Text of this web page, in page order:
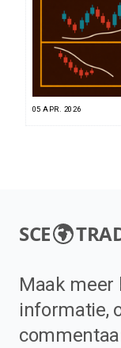
05 APR. 2026
SCE
Maak meer
informatie,